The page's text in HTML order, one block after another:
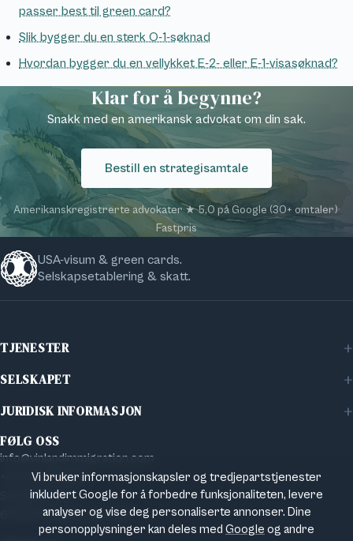
passer best til green card?
Slik bygger du en sterk O-1-søknad
Hvordan bygger du en vellykket E-2- eller E-1-visasøknad?
Klar for å begynne?
Snakk med en amerikansk advokat om din sak.
Bestill en strategisamtale
Amerikanskregistrerte advokater·★ 5,0 på Google (30+ omtaler)·
Fastpris
USA-visum & green cards.
Selskapsetablering & skatt.
TJENESTER
Bedriftsvisum
Investorvisum
Skatt & Selskapsrett
SELSKAPET
Artikler
Kontakt
JURIDISK INFORMASJON
Impressum
FØLG OSS
info@vinlandimmigration.com
+49 151 51916144
Schifferstr. 13
60594 Frankfurt am Main
Vi bruker informasjonskapsler og tredjepartstjenester
inkludert Google for å forbedre funksjonaliteten, levere
analyser og vise deg personaliserte annonser. Dine
personopplysninger kan deles med Google og andre